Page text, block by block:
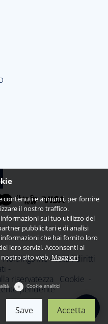
Inc - Tutti i diritti
-
riservatezza Cookie -
pendente
contenuti e annunci, per fornire
il nostro traffico.
sul tuo utilizzo del
pubblicitari e di analisi
che hai fornito loro
loro servizi. Acconsenti ai
nostro sito web.Maggiori
Cookie analitici
Accetta
Save